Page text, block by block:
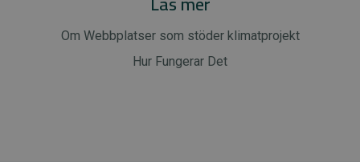
Om Webbplatser som stöder klimatprojekt
Hur Fungerar Det